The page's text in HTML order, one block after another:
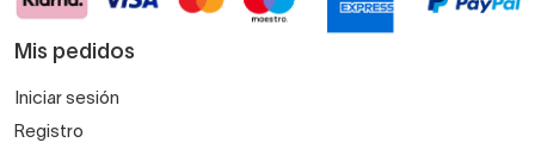
Mis pedidos
Iniciar sesión
Registro